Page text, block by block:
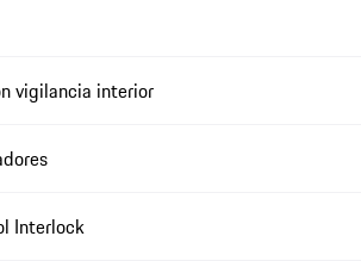
vigilancia interior
Interlock